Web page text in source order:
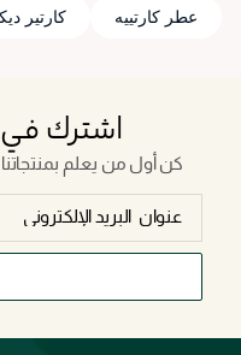
عطر كارتييه كارتير
اشترك في
كن أول من يعلم بمنتجاتنا